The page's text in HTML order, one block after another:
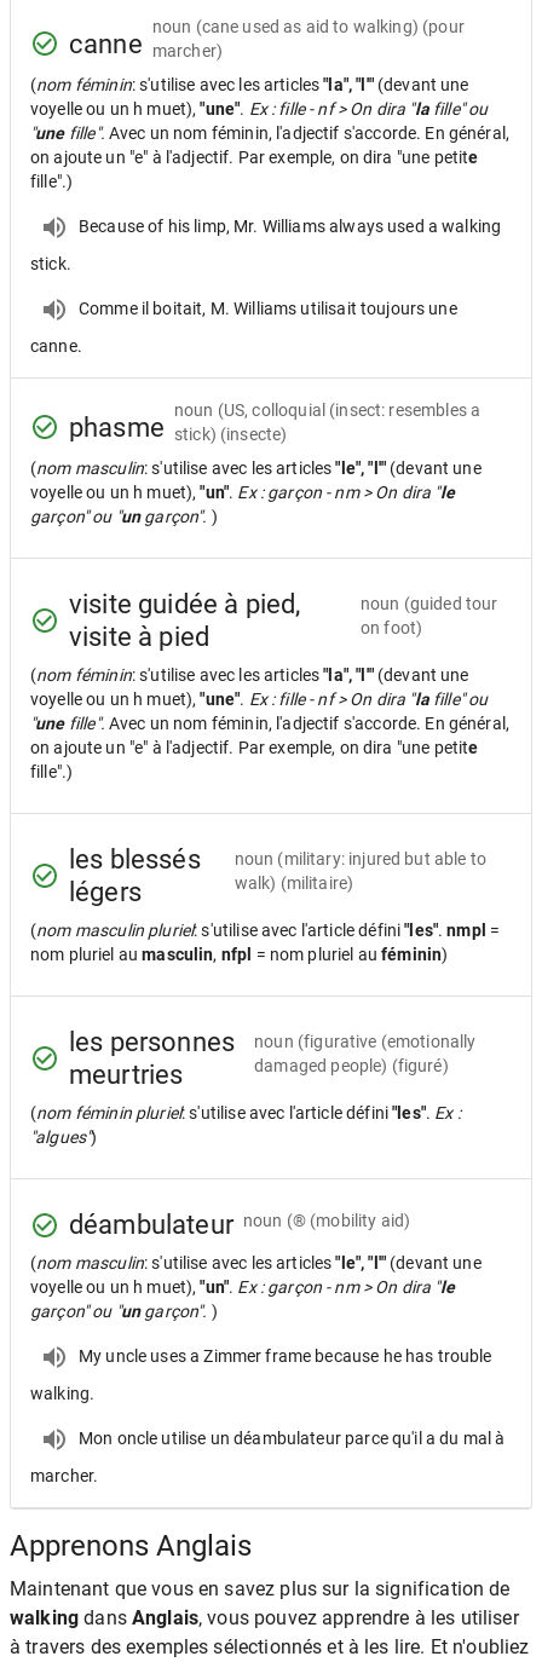
canne
noun (cane used as aid to walking) (pour
marcher)
(nom féminin: s'utilise avec les articles"la", "l'" (devant une
voyelle ou un h muet),"une". Ex : fille - nf > On dira "lafille" ou
"unefille". Avec un nom féminin, l'adjectif s'accorde. En général,
on ajoute un "e" à l'adjectif. Par exemple, on dira "une petite
fille".)
Because of his limp, Mr. Williams always used a walking
stick.
Comme il boitait, M. Williams utilisait toujours une
canne.
phasme
noun (US, colloquial (insect: resembles a
stick) (insecte)
(nom masculin: s'utilise avec les articles"le", "l'" (devant une
voyelle ou un h muet),"un". Ex : garçon - nm > On dira "le
garçon" ou "ungarçon". )
visite guidée à pied,
visite à pied
noun (guided tour
on foot)
(nom féminin: s'utilise avec les articles"la", "l'" (devant une
voyelle ou un h muet),"une". Ex : fille - nf > On dira "lafille" ou
"unefille". Avec un nom féminin, l'adjectif s'accorde. En général,
on ajoute un "e" à l'adjectif. Par exemple, on dira "une petite
fille".)
les blessés
légers
noun (military: injured but able to
walk) (militaire)
(nom masculin pluriel: s'utilise avec l'article défini"les".nmpl =
nom pluriel aumasculin, nfpl = nom pluriel auféminin)
les personnes
meurtries
noun (figurative (emotionally
damaged people) (figuré)
(nom féminin pluriel: s'utilise avec l'article défini"les". Ex :
"algues")
déambulateur noun (® (mobility aid)
(nom masculin: s'utilise avec les articles"le", "l'" (devant une
voyelle ou un h muet),"un". Ex : garçon - nm > On dira "le
garçon" ou "ungarçon". )
My uncle uses a Zimmer frame because he has trouble
walking.
Mon oncle utilise un déambulateur parce qu'il a du mal à
marcher.
Apprenons Anglais
Maintenant que vous en savez plus sur la signification de
walking dans Anglais, vous pouvez apprendre à les utiliser
à travers des exemples sélectionnés et à les lire. Et n'oubliez